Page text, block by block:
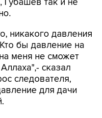
никакого давления
меня не сможет
сказал
следователя,
для дачи
отказался